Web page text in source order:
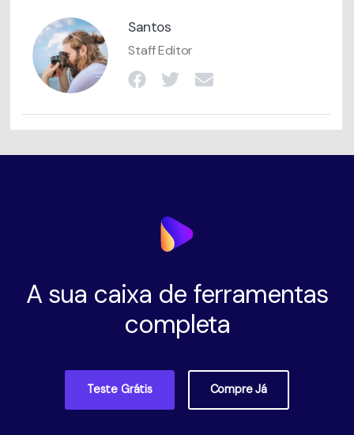
Santos
Staff Editor
A sua caixa de ferramentas
completa
Teste Grátis Compre Já